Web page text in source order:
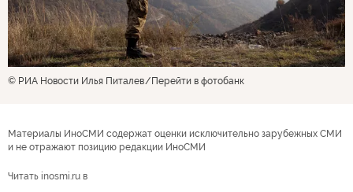
© РИА Новости Илья Питалев Перейти в фотобанк
Материалы ИноСМИ содержат оценки исключительно зарубежных СМИ
и не отражают позицию редакции ИноСМИ
Читать inosmi.ru в